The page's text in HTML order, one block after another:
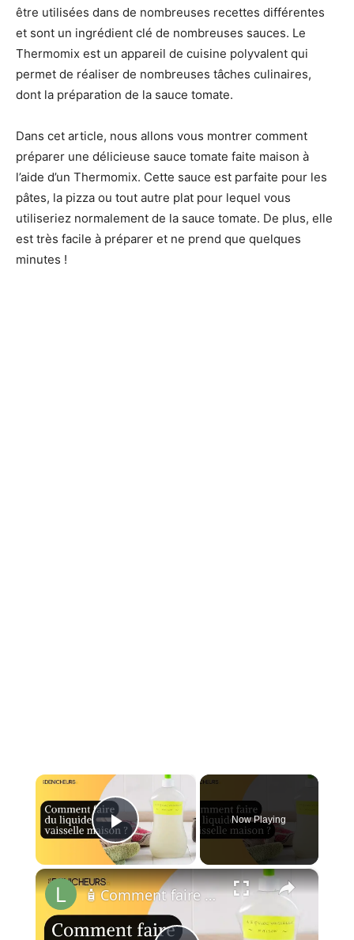
être utilisées dans de nombreuses recettes différentes
et sont un ingrédient clé de nombreuses sauces. Le
Thermomix est un appareil de cuisine polyvalent qui
permet de réaliser de nombreuses tâches culinaires,
dont la préparation de la sauce tomate.
Dans cet article, nous allons vous montrer comment
préparer une délicieuse sauce tomate faite maison à
l’aide d’un Thermomix. Cette sauce est parfaite pour les
pâtes, la pizza ou tout autre plat pour lequel vous
utiliseriez normalement de la sauce tomate. De plus, elle
est très facile à préparer et ne prend que quelques
minutes !
Play Video
Now Playing
×
🧴 Comment faire du liquide vaisselle à la maison ?🏠